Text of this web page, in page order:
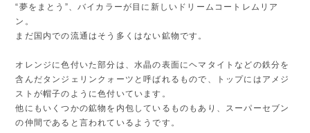
“夢をまとう”、バイカラーが目に新しいドリームコートレムリア
ン。
まだ国内での流通はそう多くはない鉱物です。
オレンジに色付いた部分は、水晶の表面にヘマタイトなどの鉄分を
含んだタンジェリンクォーツと呼ばれるもので、トップにはアメジ
ストが帽子のように色付いています。
他にもいくつかの鉱物を内包しているものもあり、スーパーセブン
の仲間であると言われているようです。